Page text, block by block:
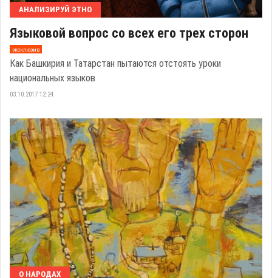
АНАЛИЗИРУЙ ЭТНО
Языковой вопрос со всех его трех сторон
эксклюзив
Как Башкирия и Татарстан пытаются отстоять уроки
национальных языков
03.10.2017 12:24
О НАРОДАХ